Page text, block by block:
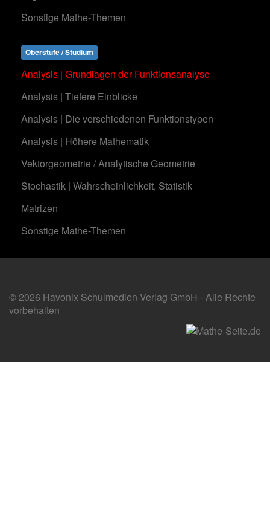
Sonstige Mathe-Themen
Oberstufe / Studium
Analysis | Grundlagen der Funktionsanalyse
Analysis | Tiefere Einblicke
Analysis | Die verschiedenen Funktionstypen
Analysis | Höhere Mathematik
Vektorgeometrie / Analytische Geometrie
Stochastik | Wahrscheinlichkeit, Statistik
Matrizen
Sonstige Mathe-Themen
© 2026 Havonix Schulmedien-Verlag GmbH - Alle Rechte
vorbehalten